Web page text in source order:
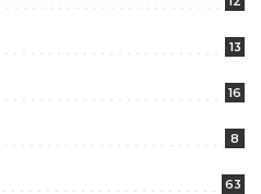
13
16
8
63